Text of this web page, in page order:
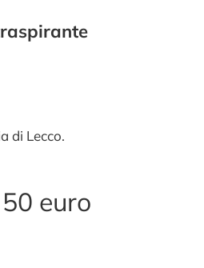
di Lecco.
euro